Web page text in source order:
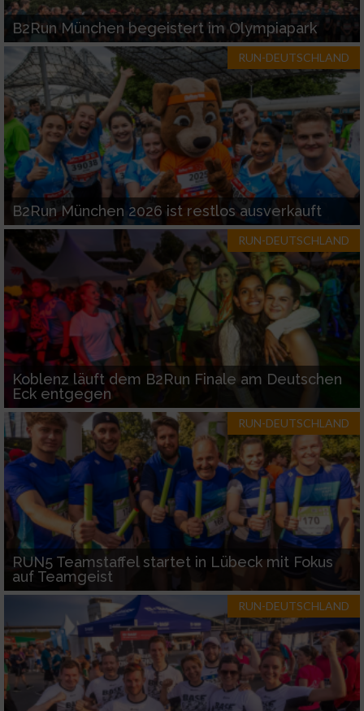
B2Run München begeistert im Olympiapark
RUN-DEUTSCHLAND
B2Run München 2026 ist restlos ausverkauft
RUN-DEUTSCHLAND
Koblenz läuft dem B2Run Finale am Deutschen
Eck entgegen
RUN-DEUTSCHLAND
RUN5 Teamstaffel startet in Lübeck mit Fokus
auf Teamgeist
RUN-DEUTSCHLAND